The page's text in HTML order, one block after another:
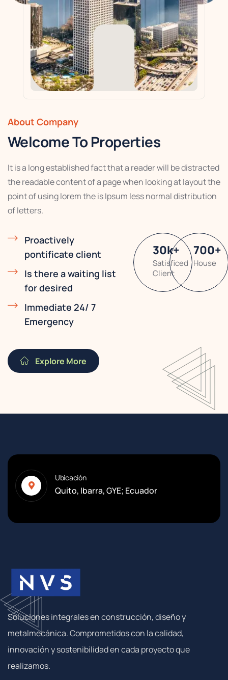
About Company
Welcome To Properties
It is a long established fact that a reader will be distracted
the readable content of a page when looking at layout the
point of using lorem the is Ipsum less normal distribution
of letters.
Proactively
pontificate client
Is there a waiting list
for desired
Immediate 24/ 7
Emergency
30k+
Satisficed
Client
700+
House
Explore More
Ubicación
Quito, Ibarra, GYE; Ecuador
Soluciones integrales en construcción, diseño y
metalmecánica. Comprometidos con la calidad,
innovación y sostenibilidad en cada proyecto que
realizamos.